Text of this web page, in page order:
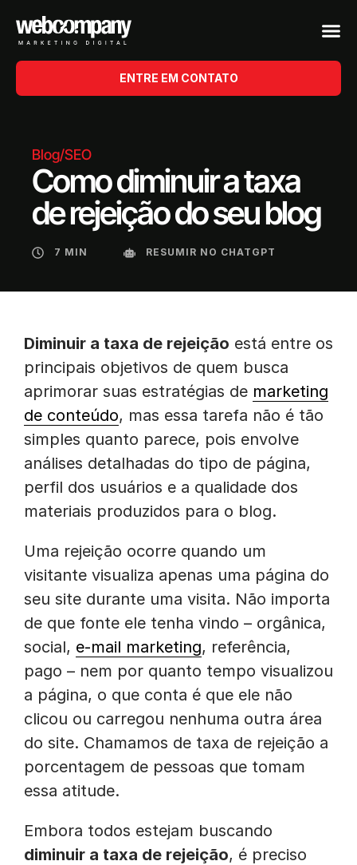
ENTRE EM CONTATO
Blog/SEO
Como diminuir a taxa
de rejeição do seu blog
7 MIN RESUMIR NO CHATGPT
Diminuir a taxa de rejeição está entre os
principais objetivos de quem busca
aprimorar suas estratégias de marketing
de conteúdo, mas essa tarefa não é tão
simples quanto parece, pois envolve
análises detalhadas do tipo de página,
perfil dos usuários e a qualidade dos
materiais produzidos para o blog.
Uma rejeição ocorre quando um
visitante visualiza apenas uma página do
seu site durante uma visita. Não importa
de que fonte ele tenha vindo – orgânica,
social, e-mail marketing, referência,
pago – nem por quanto tempo visualizou
a página, o que conta é que ele não
clicou ou carregou nenhuma outra área
do site. Chamamos de taxa de rejeição a
porcentagem de pessoas que tomam
essa atitude.
Embora todos estejam buscando
diminuir a taxa de rejeição, é preciso